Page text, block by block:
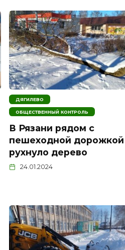
ДЯГИЛЕВО
ОБЩЕСТВЕННЫЙ КОНТРОЛЬ
В Рязани рядом с
пешеходной дорожкой
рухнуло дерево
24.01.2024